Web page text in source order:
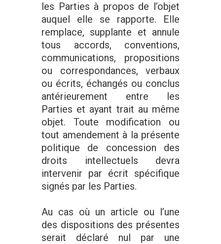
les Parties à propos de l’objet
auquel elle se rapporte. Elle
remplace, supplante et annule
tous accords, conventions,
communications, propositions
ou correspondances, verbaux
ou écrits, échangés ou conclus
antérieurement entre les
Parties et ayant trait au même
objet. Toute modification ou
tout amendement à la présente
politique de concession des
droits intellectuels devra
intervenir par écrit spécifique
signés par les Parties.
Au cas où un article ou l’une
des dispositions des présentes
serait déclaré nul par une